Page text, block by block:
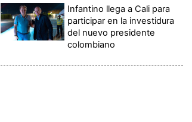
Infantino llega a Cali para
participar en la investidura
del nuevo presidente
colombiano